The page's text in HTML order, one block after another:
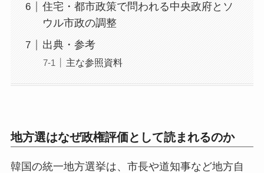
住宅・都市政策で問われる中央政府とソ
ウル市政の調整
出典・参考
主な参照資料
地方選はなぜ政権評価として読まれるのか
韓国の統一地方選挙は、市長や道知事など地方自